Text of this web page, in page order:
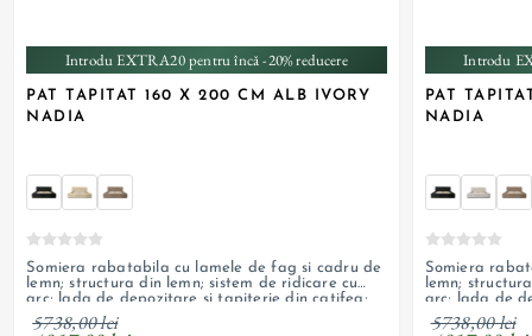
Introdu EXTRA20 pentru încă -20% reducere
PAT TAPITAT 160 X 200 CM ALB IVORY
NADIA
Somiera rabatabila cu lamele de fag si cadru de
lemn; structura din lemn; sistem de ridicare cu
arc; lada de depozitare si tapiterie din catifea;
personalizabil
5738,00 lei
Introdu
PAT
NADIA
Somiera
lemn;
arc; lada de
personalizabil
5738,00 lei